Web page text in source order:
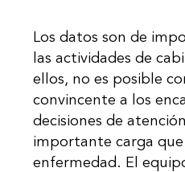
Los datos son de
las actividades de
ellos, no es posible
convincente a los
decisiones de
importante carga
enfermedad. El